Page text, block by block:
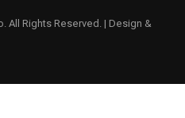
All Rights Reserved. | Design &